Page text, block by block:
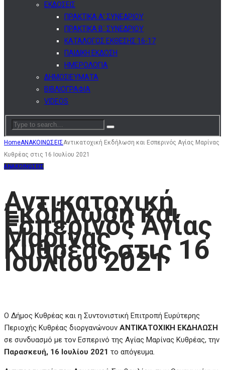
ΕΚΔΟΣΕΙΣ
ΠΡΑΚΤΙΚΑ Α’ ΣΥΝΕΔΡΙΟΥ
ΠΡΑΚΤΙΚΑ Β΄ ΣΥΝΕΔΡΙΟΥ
ΚΑΤΑΛΟΓΟΣ ΕΚΘΕΣΗΣ 16-17
ΠΑΙΔΙΚΗ ΕΚΔΟΣΗ
ΗΜΕΡΟΛΟΓΙΑ
ΔΗΜΟΣΙΕΥΜΑΤΑ
ΒΙΒΛΙΟΓΡΑΦΙΑ
VIDEOS
HomeΑΝΑΚΟΙΝΩΣΕΙΣ Αντικατοχική Εκδήλωση και Εσπερινός Αγίας Μαρίνας
Κυθρέας στις 16 Ιουλίου 2021
ΑΝΑΚΟΙΝΩΣΕΙΣ
Αντικατοχική
Εκδήλωση και
Εσπερινός Αγίας
Μαρίνας
Κυθρέας στις 16
Ιουλίου 2021
Ο Δήμος Κυθρέας και η Συντονιστική Επιτροπή Ευρύτερης
Περιοχής Κυθρέας διοργανώνουν ΑΝΤΙΚΑΤΟΧΙΚΗ ΕΚΔΗΛΩΣΗ
σε συνδυασμό με τον Εσπερινό της Αγίας Μαρίνας Κυθρέας, την
Παρασκευή, 16 Ιουλίου 2021 το απόγευμα.